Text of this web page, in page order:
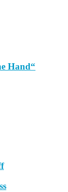
Hand“